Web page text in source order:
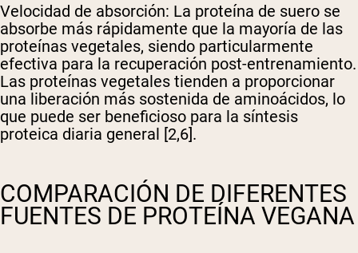
Velocidad de absorción: La proteína de suero se
absorbe más rápidamente que la mayoría de las
proteínas vegetales, siendo particularmente
efectiva para la recuperación post-entrenamiento.
Las proteínas vegetales tienden a proporcionar
una liberación más sostenida de aminoácidos, lo
que puede ser beneficioso para la síntesis
proteica diaria general [2,6].
COMPARACIÓN DE DIFERENTES
FUENTES DE PROTEÍNA VEGANA